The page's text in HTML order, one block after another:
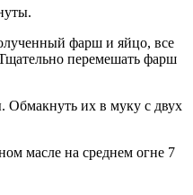
фарш и яйцо, все
перемешать фарш
Обмакнуть их в муку с двух
масле на среднем огне 7